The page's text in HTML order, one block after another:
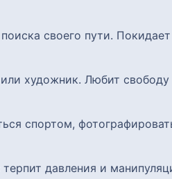
своего пути.
художник. Любит
спортом,
давления и